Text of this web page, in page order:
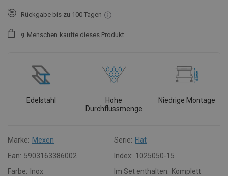
Rückgabe bis zu 100 Tagen
9 Menschen kaufte dieses Produkt.
Edelstahl
Hohe
Durchflussmenge
Niedrige Montage
Marke: Mexen Serie: Flat
Ean: 5903163386002 Index: 1025050-15
Farbe:
Inox Im Set enthalten: Komplett